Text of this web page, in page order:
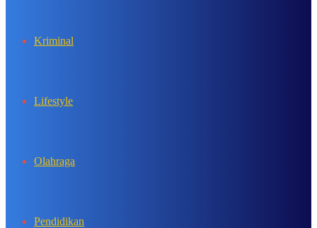
Kriminal
Lifestyle
Olahraga
Pendidikan